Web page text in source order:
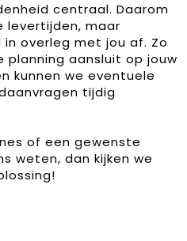
centraal. Daarom
levertijden, maar
overleg met jou af. Zo
planning aansluit op jouw
kunnen we eventuele
tijdig
of een gewenste
weten, dan kijken we